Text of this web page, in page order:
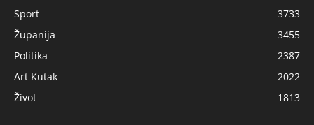
Sport
3733
Županija
3455
Politika
2387
Art Kutak
2022
Život
1813